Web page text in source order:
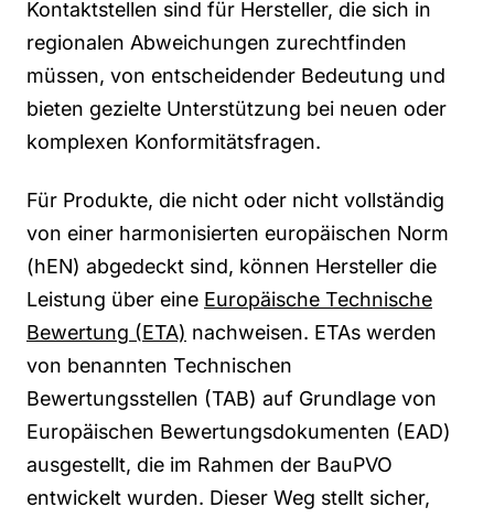
Kontaktstellen sind für Hersteller, die sich in
regionalen Abweichungen zurechtfinden
müssen, von entscheidender Bedeutung und
bieten gezielte Unterstützung bei neuen oder
komplexen Konformitätsfragen.
Für Produkte, die nicht oder nicht vollständig
von einer harmonisierten europäischen Norm
(hEN) abgedeckt sind, können Hersteller die
Leistung über eine Europäische Technische
Bewertung (ETA) nachweisen. ETAs werden
von benannten Technischen
Bewertungsstellen (TAB) auf Grundlage von
Europäischen Bewertungsdokumenten (EAD)
ausgestellt, die im Rahmen der BauPVO
entwickelt wurden. Dieser Weg stellt sicher,